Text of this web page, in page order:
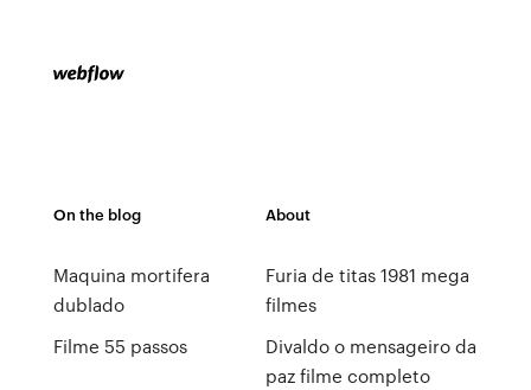
On the blog
Maquina mortifera
dublado
Filme 55 passos
About
Furia de titas 1981 mega
filmes
Divaldo o mensageiro da
paz filme completo